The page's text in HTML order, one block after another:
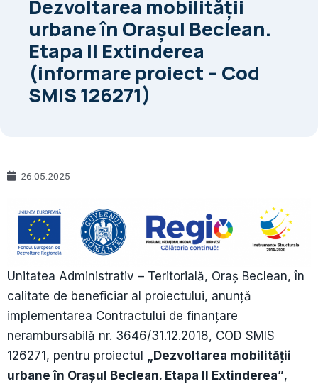
Dezvoltarea mobilității
urbane în Orașul Beclean.
Etapa II Extinderea
(informare proiect – Cod
SMIS 126271)
26.05.2025
Unitatea Administrativ – Teritorială, Oraș Beclean, în
calitate de beneficiar al proiectului, anunță
implementarea Contractului de finanţare
nerambursabilă nr. 3646/31.12.2018, COD SMIS
126271, pentru proiectul „Dezvoltarea mobilității
urbane în Orașul Beclean. Etapa II Extinderea”,